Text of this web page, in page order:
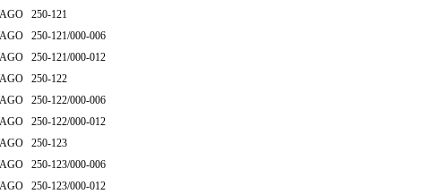
250-121
250-121/000-006
250-121/000-012
250-122
250-122/000-006
250-122/000-012
250-123
250-123/000-006
250-123/000-012